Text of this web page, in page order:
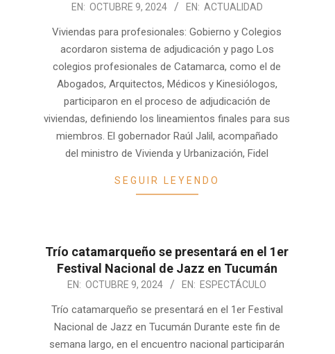
EN: OCTUBRE 9, 2024 EN: ACTUALIDAD
Viviendas para profesionales: Gobierno y Colegios
acordaron sistema de adjudicación y pago Los
colegios profesionales de Catamarca, como el de
Abogados, Arquitectos, Médicos y Kinesiólogos,
participaron en el proceso de adjudicación de
viviendas, definiendo los lineamientos finales para sus
miembros. El gobernador Raúl Jalil, acompañado
del ministro de Vivienda y Urbanización, Fidel
SEGUIR LEYENDO
Trío catamarqueño se presentará en el 1er
Festival Nacional de Jazz en Tucumán
EN: OCTUBRE 9, 2024 EN: ESPECTÁCULO
Trío catamarqueño se presentará en el 1er Festival
Nacional de Jazz en Tucumán Durante este fin de
semana largo, en el encuentro nacional participarán